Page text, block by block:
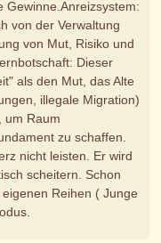
Gewinne.Anreizsystem:
von der Verwaltung
von Mut, Risiko und
Dieser
als den Mut, das Alte
illegale Migration)
um Raum
zu schaffen.
nicht leisten. Er wird
scheitern. Schon
Reihen ( Junge